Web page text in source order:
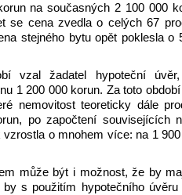
na současných 2 100 000
se cena zvedla o celých 67
stejného bytu opět poklesla o
vzal žadatel hypoteční
1 200 000 korun. Za toto
nemovitost teoreticky dále
po započtení souvisejících
o mnohem více: na 1
může být i možnost, že by
by s použitím hypotečního úvěru